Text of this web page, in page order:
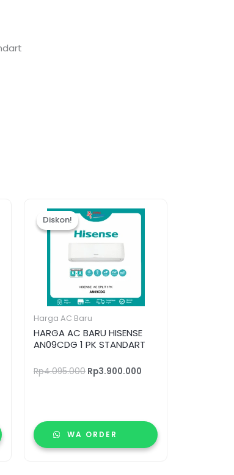
Diskon!
Diskon!
Harga AC Baru
HARGA AC BARU HISENSE
AN09CDG 1 PK STANDART
Rp4.095.000
aslinya
adalah:
Rp4.095.000.
Rp3.900.000
WA ORDER